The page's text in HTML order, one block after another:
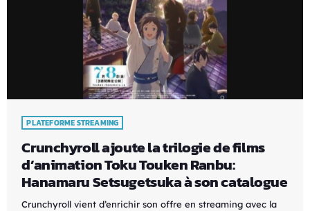
PLATEFORME STREAMING
Crunchyroll ajoute la trilogie de films
d’animation Toku Touken Ranbu:
Hanamaru Setsugetsuka à son catalogue
Crunchyroll vient d’enrichir son offre en streaming avec la